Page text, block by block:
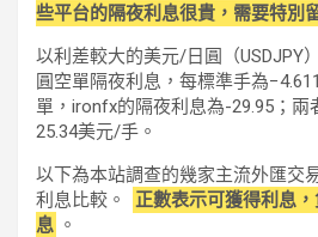
些平台的隔夜利息很貴，需要特別
以利差較大的美元/日圓（USDJPY
圓空單隔夜利息，每標準手為
單，ironfx的隔夜利息為-29.95；兩
25.34美元/手。
以下為本站調查的幾家主流外匯交
利息比較。
正數表示可獲得利息
息 。